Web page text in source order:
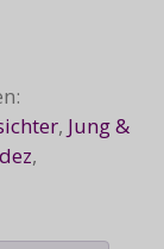
, Jung &
,